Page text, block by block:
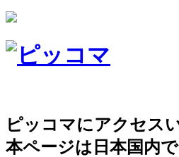
ピッコマにアクセス
本ページは日本国内